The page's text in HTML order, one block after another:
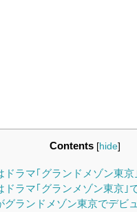
Contents [hide]
ラマ｢グランドメゾン東京
ラマ｢グランメゾン東京｣
ランドメゾン東京でデビ